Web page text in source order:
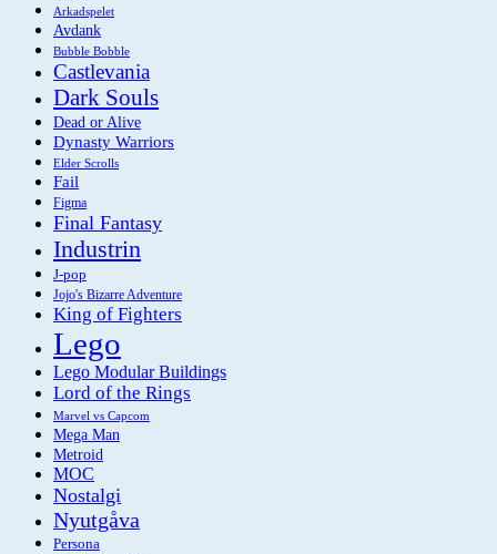
Arkadspelet
Avdank
Bubble Bobble
Castlevania
Dark Souls
Dead or Alive
Dynasty Warriors
Elder Scrolls
Fail
Figma
Final Fantasy
Industrin
J-pop
Jojo's Bizarre Adventure
King of Fighters
Lego
Lego Modular Buildings
Lord of the Rings
Marvel vs Capcom
Mega Man
Metroid
MOC
Nostalgi
Nyutgåva
Persona